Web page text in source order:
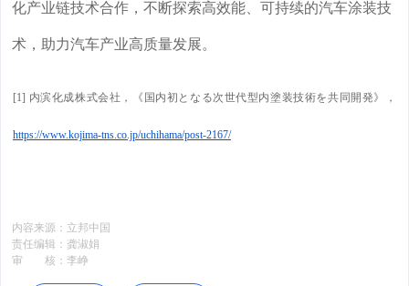
化产业链技术合作，不断探索高效能、可持续的汽车涂装技
术，助力汽车产业高质量发展。
[1] 内滨化成株式会社，《国内初となる次世代型内塗装技術を共同開発》，
https://www.kojima-tns.co.jp/uchihama/post-2167/
内容来源： 立邦中国
责任编辑： 龚淑娟
审 核： 李峥